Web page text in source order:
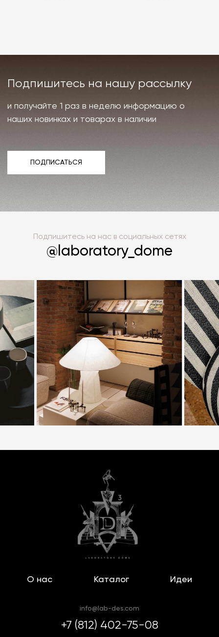
Подпишитесь на нашу рассылку
и получайте 1 раз в неделю информацию о
наших новинках и товарах в наличии
ПОДПИСАТЬСЯ
Подпишитесь на нас в социальных сетях
@laboratory_dome
О нас Каталог Идеи
info@lab-des.com
+7 (812) 402-75-08